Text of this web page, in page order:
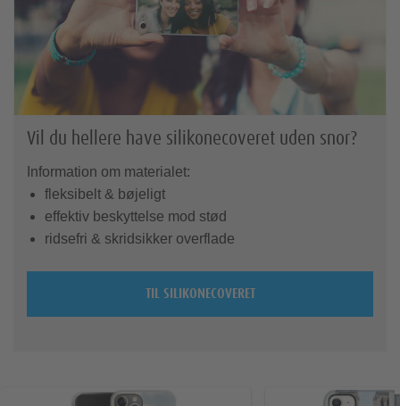
Vil du hellere have silikonecoveret uden snor
Information om materialet:
fleksibelt & bøjeligt
effektiv beskyttelse mod stød
ridsefri & skridsikker overflade
TIL SILIKONECOVERET